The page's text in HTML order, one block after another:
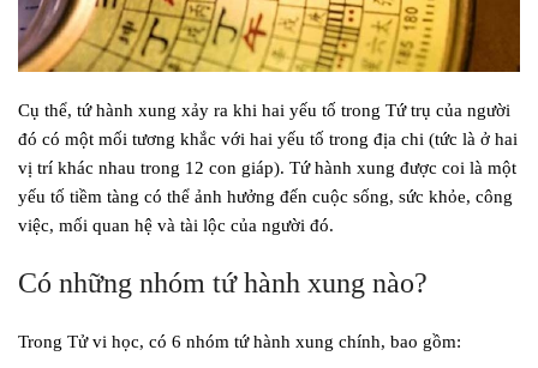
Cụ thể, tứ hành xung xảy ra khi hai yếu tố trong Tứ trụ của người
đó có một mối tương khắc với hai yếu tố trong địa chi (tức là ở hai
vị trí khác nhau trong 12 con giáp). Tứ hành xung được coi là một
yếu tố tiềm tàng có thể ảnh hưởng đến cuộc sống, sức khỏe, công
việc, mối quan hệ và tài lộc của người đó.
Có những nhóm tứ hành xung nào?
Trong Tử vi học, có 6 nhóm tứ hành xung chính, bao gồm: